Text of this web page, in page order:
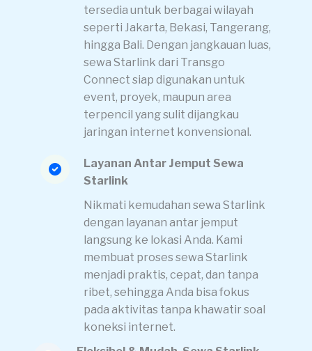
Layanan Antar Jemput Sewa
Starlink
Nikmati kemudahan sewa Starlink
dengan layanan antar jemput
langsung ke lokasi Anda. Kami
membuat proses sewa Starlink
menjadi praktis, cepat, dan tanpa
ribet, sehingga Anda bisa fokus
pada aktivitas tanpa khawatir soal
koneksi internet.
tersedia untuk berbagai wilayah
seperti Jakarta, Bekasi, Tangerang,
hingga Bali. Dengan jangkauan luas,
sewa Starlink dari Transgo
Connect siap digunakan untuk
event, proyek, maupun area
terpencil yang sulit dijangkau
jaringan internet konvensional.